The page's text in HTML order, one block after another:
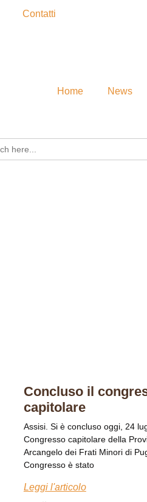
Contatti
Home News
Concluso il
capitolare
Assisi. Si è concluso oggi, 24
Congresso capitolare della
Arcangelo dei Frati Minori di
Congresso è stato
Leggi l'articolo